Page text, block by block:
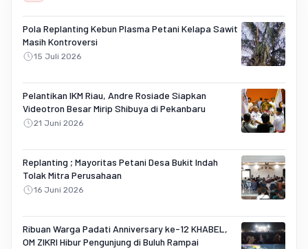
Pola Replanting Kebun Plasma Petani Kelapa Sawit
Masih Kontroversi
15 Juli 2026
Pelantikan IKM Riau, Andre Rosiade Siapkan
Videotron Besar Mirip Shibuya di Pekanbaru
21 Juni 2026
Replanting ; Mayoritas Petani Desa Bukit Indah
Tolak Mitra Perusahaan
16 Juni 2026
Ribuan Warga Padati Anniversary ke-12 KHABEL,
OM ZIKRI Hibur Pengunjung di Buluh Rampai